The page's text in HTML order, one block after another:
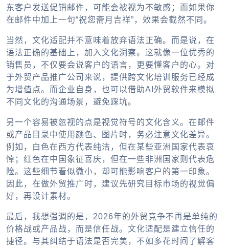
东客户发送促销邮件，可能会被视为不敏感；而如果你
在邮件中加上一句“祝您斋月吉祥”，效果会截然不同。
当然，文化适配并不意味着放弃语法正确。而是说，在
语法正确的基础上，加入文化洞察。这就像一位优秀的
销售员，不仅要会说客户的语言，更要懂客户的心。对
于外贸产品推广公司来说，提供跨文化培训服务已经成
为增值点。而企业自身，也可以借助AI外贸软件来模拟
不同文化的沟通场景，避免踩坑。
另一个容易被忽视的点是视觉符号的文化含义。在邮件
或产品目录中使用颜色、图片时，务必注意文化差异。
例如，白色在西方代表纯洁，但在某些亚洲国家代表哀
悼；红色在中国象征喜庆，但在一些非洲国家则代表危
险。这些细节看似微小，却可能影响客户的第一印象。
因此，在做外贸推广时，建议先研究目标市场的视觉偏
好，再设计素材。
最后，我想强调的是，2026年的外贸竞争不再是单纯的
价格战或产品战，而是信任战。文化适配是建立信任的
捷径。与其纠结于语法是否完美，不如多花时间了解客